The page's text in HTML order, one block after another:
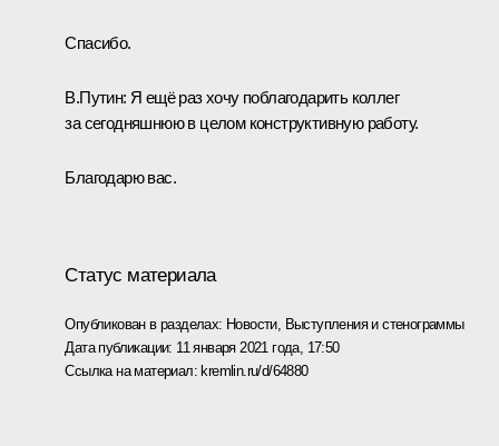
Спасибо.
В.Путин: Я ещё раз хочу поблагодарить коллег
за сегодняшнюю в целом конструктивную работу.
Благодарю вас.
Статус материала
Опубликован в разделах: Новости, Выступления и стенограммы
Дата публикации: 11 января 2021 года, 17:50
Ссылка на материал:kremlin.ru/d/64880